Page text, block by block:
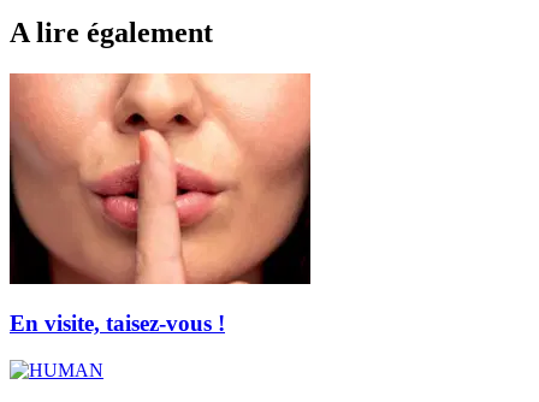
A lire également
En visite, taisez-vous !